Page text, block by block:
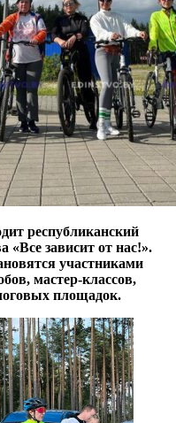
республиканский
«Все зависит от нас!».
участниками
мастер-классов,
площадок.